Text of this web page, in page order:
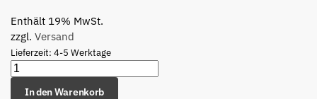
Enthält 19% MwSt.
zzgl. Versand
Lieferzeit: 4-5 Werktage
In den Warenkorb